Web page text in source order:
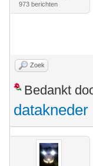
973 berichten
Zoek
Bedankt
datakneder